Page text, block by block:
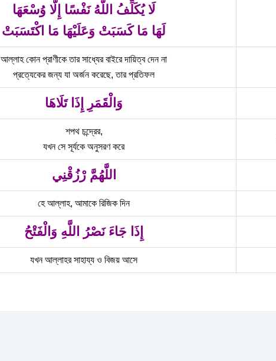
لَا يُكَلِّفُ اللَّهُ نَفْسًا إِلَّا وُسْعَهَا
لَهَا مَا كَسَبَتْ وَعَلَيْهَا مَا اكْتَسَبَتْ
আল্লাহ কোন প্রাণীকে তার সাধ্যের বাইরে দায়িত্ব দেন না
প্রত্যেকের জন্য যা অর্জন করেছে, তার প্রতিফল
وَالْقَمَرِ إِذَا تَلَاهَا
শপথ চন্দ্রের,
যখন সে সূর্যকে অনুসরণ করে
اللَّهُمَّ رْزُقْنِي
হে আল্লাহ, আমাকে রিজিক দিন
إِذَا جَاءَ نَصْرُ اللَّهِ وَالْفَتْحُ
যখন আল্লাহর সাহায্য ও বিজয় আসে